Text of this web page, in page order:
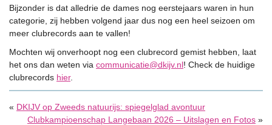
Bijzonder is dat alledrie de dames nog eerstejaars waren in hun
categorie, zij hebben volgend jaar dus nog een heel seizoen om
meer clubrecords aan te vallen!
Mochten wij onverhoopt nog een clubrecord gemist hebben, laat
het ons dan weten via communicatie@dkijv.nl! Check de huidige
clubrecords hier.
« DKIJV op Zweeds natuurijs: spiegelglad avontuur
Clubkampioenschap Langebaan 2026 – Uitslagen en Fotos »